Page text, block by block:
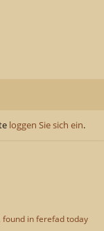
loggen Sie sich ein.
found in ferefad today